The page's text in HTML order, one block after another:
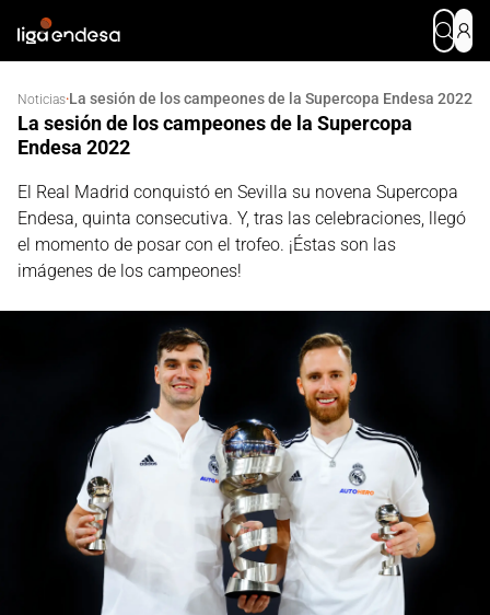
Noticias·La sesión de los campeones de la Supercopa Endesa 2022
La sesión de los campeones de la Supercopa
Endesa 2022
El Real Madrid conquistó en Sevilla su novena Supercopa
Endesa, quinta consecutiva. Y, tras las celebraciones, llegó
el momento de posar con el trofeo. ¡Éstas son las
imágenes de los campeones!